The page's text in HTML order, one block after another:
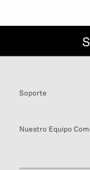
Soporte
Nuestro Equipo